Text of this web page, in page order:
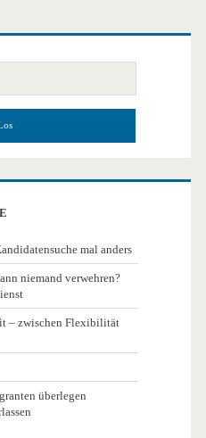
mal anders
niemand verwehren?
– zwischen Flexibilität
überlegen